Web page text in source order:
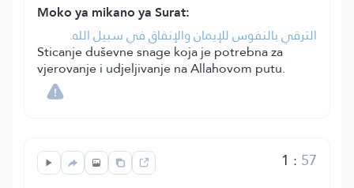
Moko ya mikano ya Surat:
الترقي بالنفوس للإيمان والإنفاق في سبيل الله.
Sticanje duševne snage koja je potrebna za
vjerovanje i udjeljivanje na Allahovom putu.
1 : 57